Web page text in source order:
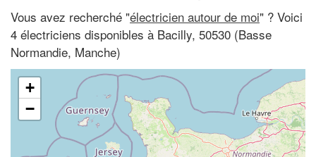
Vous avez recherché "électricien autour de moi" ? Voici
4 électriciens disponibles à Bacilly, 50530 (Basse
Normandie, Manche)
+
−